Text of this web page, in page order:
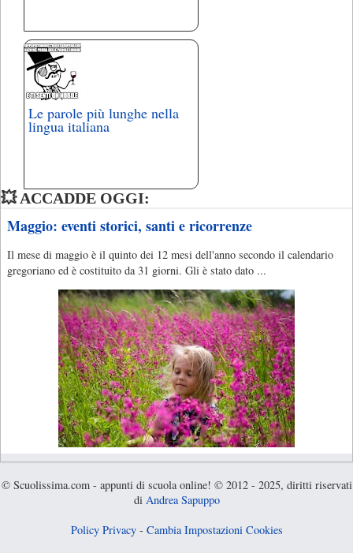
Le parole più lunghe nella
lingua italiana
💥 ACCADDE OGGI:
Maggio: eventi storici, santi e ricorrenze
Il mese di maggio è il quinto dei 12 mesi dell'anno secondo il calendario
gregoriano ed è costituito da 31 giorni. Gli è stato dato ...
© Scuolissima.com - appunti di scuola online! © 2012 - 2025, diritti riservati
di Andrea Sapuppo
Policy Privacy- Cambia Impostazioni Cookies